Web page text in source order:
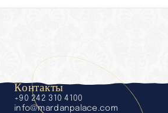
Контакты
+90 242 310 4100
info@mardanpalace.com